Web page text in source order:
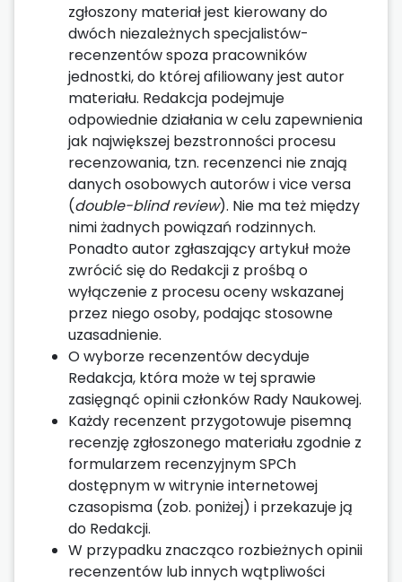
zgłoszony materiał jest kierowany do
dwóch niezależnych specjalistów-
recenzentów spoza pracowników
jednostki, do której afiliowany jest autor
materiału. Redakcja podejmuje
odpowiednie działania w celu zapewnienia
jak największej bezstronności procesu
recenzowania, tzn. recenzenci nie znają
danych osobowych autorów i vice versa
(double-blind review). Nie ma też między
nimi żadnych powiązań rodzinnych.
Ponadto autor zgłaszający artykuł może
zwrócić się do Redakcji z prośbą o
wyłączenie z procesu oceny wskazanej
przez niego osoby, podając stosowne
uzasadnienie.
O wyborze recenzentów decyduje
Redakcja, która może w tej sprawie
zasięgnąć opinii członków Rady Naukowej.
Każdy recenzent przygotowuje pisemną
recenzję zgłoszonego materiału zgodnie z
formularzem recenzyjnym SPCh
dostępnym w witrynie internetowej
czasopisma (zob. poniżej) i przekazuje ją
do Redakcji.
W przypadku znacząco rozbieżnych opinii
recenzentów lub innych wątpliwości